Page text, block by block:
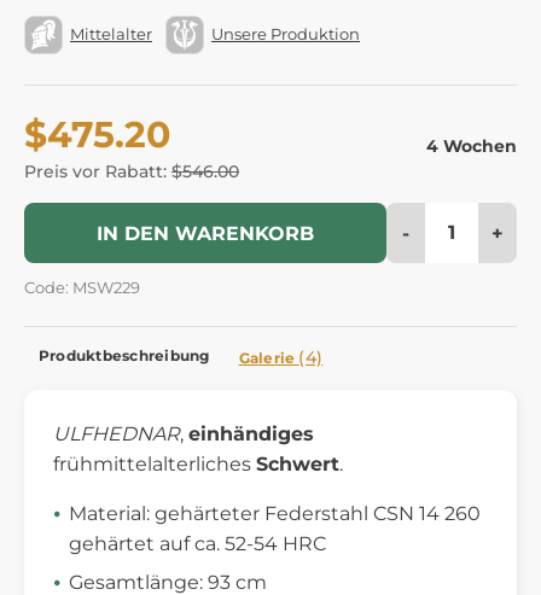
Mittelalter Unsere Produktion
$475.20
Preis vor Rabatt: $546.00
4 Wochen
IN DEN WARENKORB - +
Code: MSW229
Produktbeschreibung Galerie (4)
ULFHEDNAR, einhändiges
frühmittelalterliches Schwert.
Material: gehärteter Federstahl CSN 14 260
gehärtet auf ca. 52-54 HRC
Gesamtlänge: 93 cm